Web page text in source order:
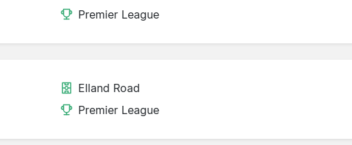
Premier League
Elland Road
Premier League